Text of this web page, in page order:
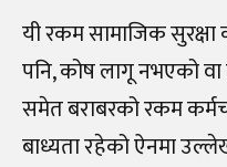
यी रकम सामाजिक सुरक्षा
पनि, कोष लागू नभएको
समेत बराबरको रकम
बाध्यता रहेको ऐनमा